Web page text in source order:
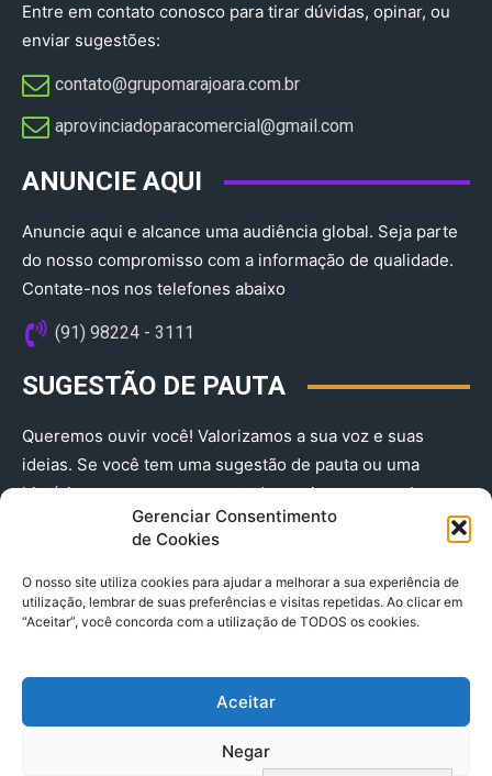
Gerenciar Consentimento
de Cookies
O nosso site utiliza cookies para ajudar a melhorar a sua experiência de
utilização, lembrar de suas preferências e visitas repetidas. Ao clicar em
“Aceitar”, você concorda com a utilização de TODOS os cookies.
Aceitar
Negar
Entre em contato conosco para tirar dúvidas, opinar, ou
enviar sugestões:
contato@grupomarajoara.com.br
aprovinciadoparacomercial@gmail.com​
ANUNCIE AQUI
Anuncie aqui e alcance uma audiência global. Seja parte
do nosso compromisso com a informação de qualidade.
Contate-nos nos telefones abaixo
(91) 98224 - 3111
SUGESTÃO DE PAUTA
Queremos ouvir você! Valorizamos a sua voz e suas
ideias. Se você tem uma sugestão de pauta ou uma
história que merece ser contada, envie-nos agora!
(91) 98224 - 3111
© 2025 A Província do Pará CNPJ: 04.901.141/0001-36 End .
Trav. Quintino Bocaiuva 2301, Ed. Rogério Fernandez – Sala